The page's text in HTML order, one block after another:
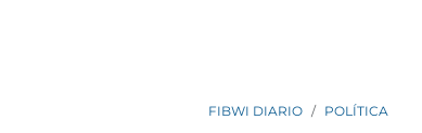
FIBWI DIARIO POLÍTICA